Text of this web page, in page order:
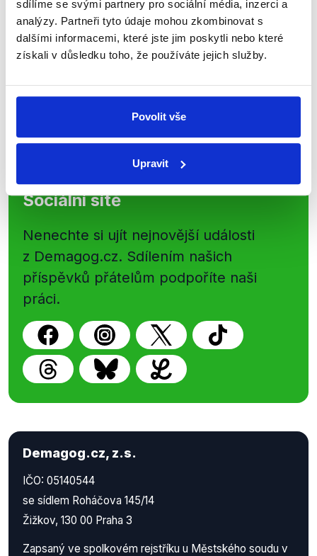
sdílíme se svými partnery pro sociální média, inzerci a
analýzy. Partneři tyto údaje mohou zkombinovat s
dalšími informacemi, které jste jim poskytli nebo které
získali v důsledku toho, že používáte jejich služby.
Povolit vše
Upravit
shrnutí nejzajímavějších článků a analýz.
Začněte nás odebírat, a mějte tak
přehled o tom, jaké dezinformace a
nepravdy se zrovna v Česku šíří.
Sociální sítě
Nenechte si ujít nejnovější události
z Demagog.cz. Sdílením našich
příspěvků přátelům podpoříte naši
práci.
Demagog.cz, z.s.
IČO: 05140544
se sídlem Roháčova 145/14
Žižkov, 130 00 Praha 3
Zapsaný ve spolkovém rejstříku u Městského soudu v